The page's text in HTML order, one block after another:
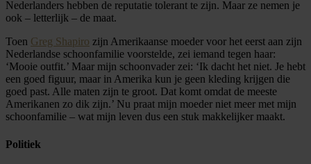
Nederlanders hebben de reputatie tolerant te zijn. Maar ze nemen je
ook – letterlijk – de maat.
Toen Greg Shapiro zijn Amerikaanse moeder voor het eerst aan zijn
Nederlandse schoonfamilie voorstelde, zei iemand tegen haar:
‘Mooie outfit.’ Maar mijn schoonvader zei: ‘Ik dacht het niet. Je hebt
een goed figuur, maar in Amerika kun je geen kleding krijgen die
goed past. Alle maten zijn te groot. Dat komt omdat de meeste
Amerikanen zo dik zijn.’ Nu praat mijn moeder niet meer met mijn
schoonfamilie – wat mijn leven dus een stuk makkelijker maakt.
Politiek